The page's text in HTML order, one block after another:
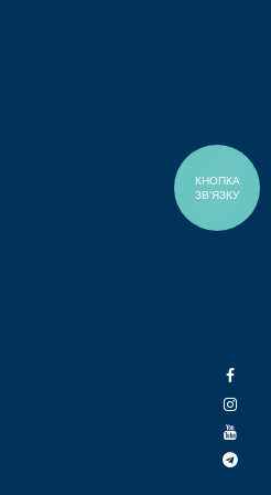
КНОПКА
ЗВ'ЯЗКУ